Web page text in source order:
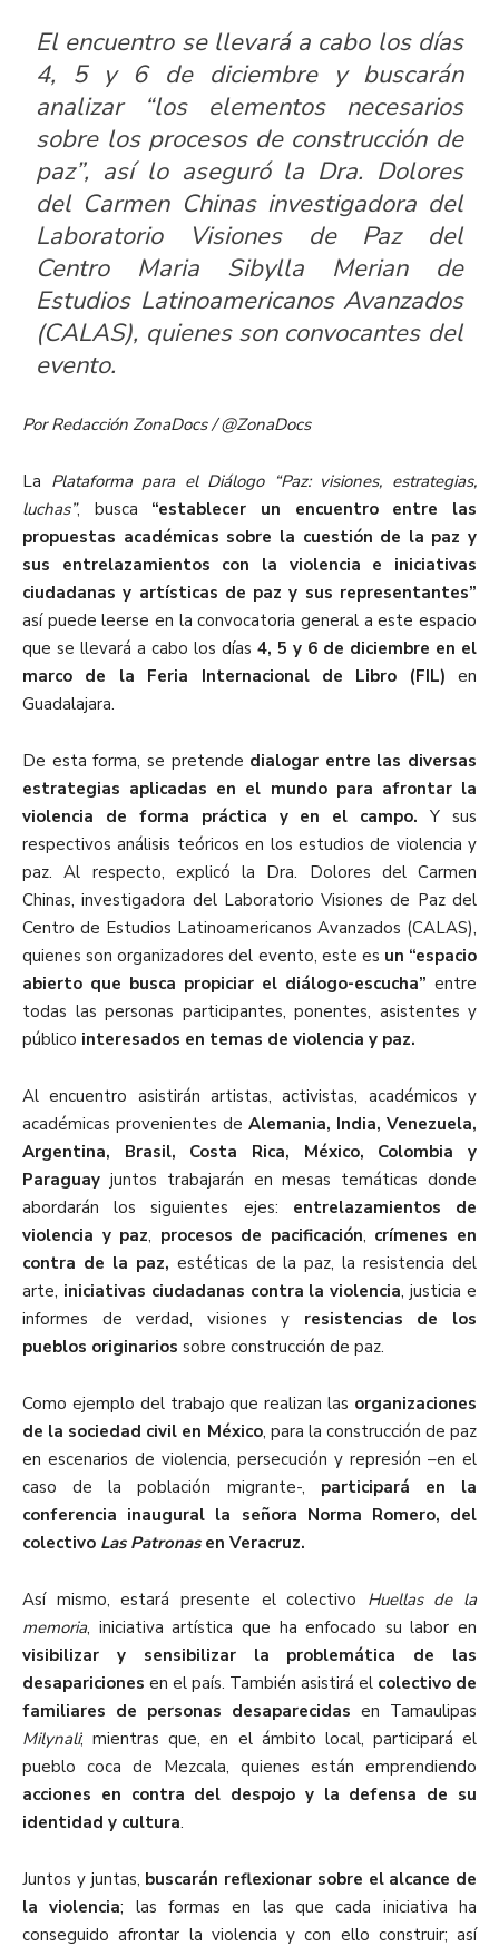
El encuentro se llevará a cabo los días
4, 5 y 6 de diciembre y buscarán
analizar “los elementos necesarios
sobre los procesos de construcción de
paz”, así lo aseguró la Dra. Dolores
del Carmen Chinas investigadora del
Laboratorio Visiones de Paz del
Centro Maria Sibylla Merian de
Estudios Latinoamericanos Avanzados
(CALAS), quienes son convocantes del
evento.
Por Redacción ZonaDocs / @ZonaDocs
La Plataforma para el Diálogo “Paz: visiones, estrategias,
luchas”, busca “establecer un encuentro entre las
propuestas académicas sobre la cuestión de la paz y
sus entrelazamientos con la violencia e iniciativas
ciudadanas y artísticas de paz y sus representantes”
así puede leerse en la convocatoria general a este espacio
que se llevará a cabo los días 4, 5 y 6 de diciembre en el
marco de la Feria Internacional de Libro (FIL) en
Guadalajara.
De esta forma, se pretende dialogar entre las diversas
estrategias aplicadas en el mundo para afrontar la
violencia de forma práctica y en el campo.Y sus
respectivos análisis teóricos en los estudios de violencia y
paz. Al respecto, explicó la Dra. Dolores del Carmen
Chinas, investigadora del Laboratorio Visiones de Paz del
Centro de Estudios Latinoamericanos Avanzados (CALAS),
quienes son organizadores del evento, este es un “espacio
abierto que busca propiciar el diálogo-escucha” entre
todas las personas participantes, ponentes, asistentes y
público interesados en temas de violencia y paz.
Al encuentro asistirán artistas, activistas, académicos y
académicas provenientes de Alemania, India, Venezuela,
Argentina, Brasil, Costa Rica, México, Colombia y
Paraguay juntos trabajarán en mesas temáticas donde
abordarán los siguientes ejes: entrelazamientos de
violencia y paz, procesos de pacificación, crímenes en
contra de la paz, estéticas de la paz, la resistencia del
arte, iniciativas ciudadanas contra la violencia, justicia e
informes de verdad, visiones y resistencias de los
pueblos originarios sobre construcción de paz.
Como ejemplo del trabajo que realizan las organizaciones
de la sociedad civil en México, para la construcción de paz
en escenarios de violencia, persecución y represión –en el
caso de la población migrante-, participará en la
conferencia inaugural la señora Norma Romero, del
colectivo Las Patronas en Veracruz.
Así mismo, estará presente el colectivo Huellas de la
memoria, iniciativa artística que ha enfocado su labor en
visibilizar y sensibilizar la problemática de las
desapariciones en el país. También asistirá el colectivo de
familiares de personas desaparecidas en Tamaulipas
Milynali; mientras que, en el ámbito local, participará el
pueblo coca de Mezcala, quienes están emprendiendo
acciones en contra del despojo y la defensa de su
identidad y cultura.
Juntos y juntas, buscarán reflexionar sobre el alcance de
la violencia; las formas en las que cada iniciativa ha
conseguido afrontar la violencia y con ello construir; así